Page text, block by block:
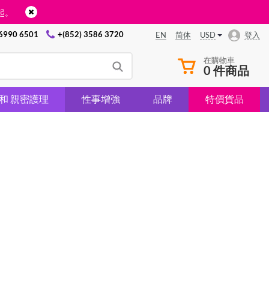
。
6501 +(852) 3586 3720 EN 简体 USD 登入
在購物車
0 件商品
親密護理 性事增強 品牌 特價貨品